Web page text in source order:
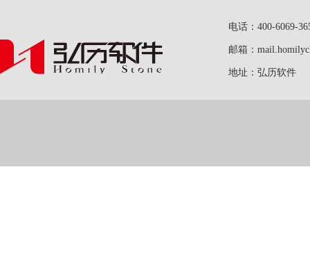
电话：400-6069-
邮箱：
地址：弘历软件